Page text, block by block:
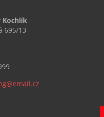
Kochlík
695/13
g@email.cz